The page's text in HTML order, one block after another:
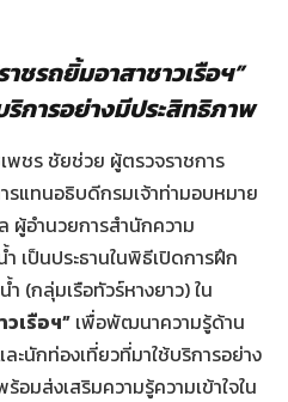
ชรถยิ้มอาสาชาวเรือฯ”
การอย่างมีประสิทธิภาพ
พชร ชัยช่วย ผู้ตรวจราชการ
รแทนอธิบดีกรมเจ้าท่ามอบหมาย
อำนวยการสำนักความ
เป็นประธานในพิธีเปิดการฝึก
(กลุ่มเรือทัวร์หางยาว) ใน
เรือฯ” เพื่อพัฒนาความรู้ด้าน
ะนักท่องเที่ยวที่มาใช้บริการอย่าง
มส่งเสริมความรู้ความเข้าใจใน